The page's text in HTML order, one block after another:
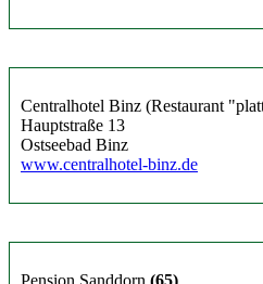
Centralhotel Binz (Restaurant
Hauptstraße 13
Ostseebad Binz
www.centralhotel-binz.de
Pension Sanddorn (65)